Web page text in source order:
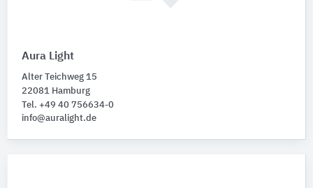
Aura Light
Alter Teichweg 15
22081 Hamburg
Tel. +49 40 756634-0
info@auralight.de